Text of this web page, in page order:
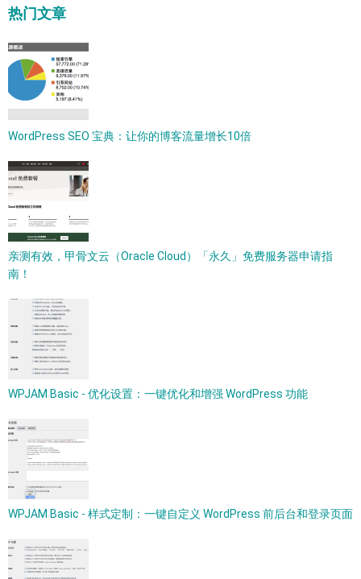
热门文章
WordPress SEO 宝典：让你的博客流量增长10倍
亲测有效，甲骨文云（Oracle Cloud）「永久」免费服务器申请指
南！
WPJAM Basic - 优化设置：一键优化和增强 WordPress 功能
WPJAM Basic - 样式定制：一键自定义 WordPress 前后台和登录页面